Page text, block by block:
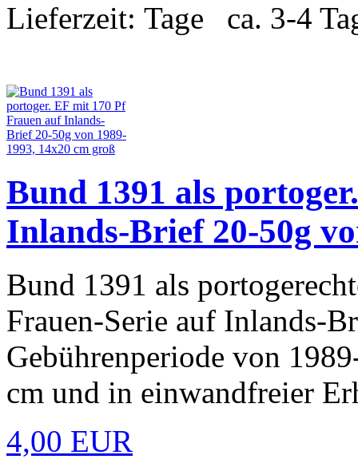
Lieferzeit: ca. 3-4
Bund 1391 als
Inlands-Brief 20-50g
Bund 1391 als
Frauen-Serie auf Inlands-
Gebührenperiode von
cm und in einwandfreier
4,00 EUR